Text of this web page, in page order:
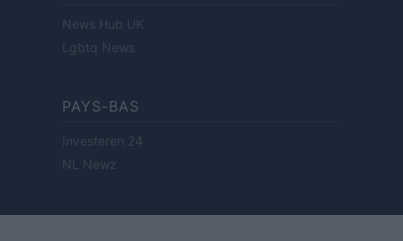
News Hub UK
Lgbtq News
PAYS-BAS
Investeren 24
NL Newz